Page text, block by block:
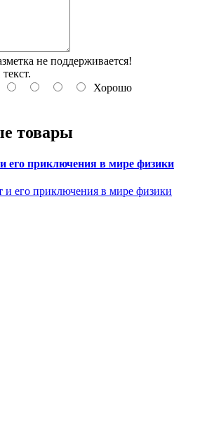
не поддерживается!
Хорошо
товары
его приключения в мире физики